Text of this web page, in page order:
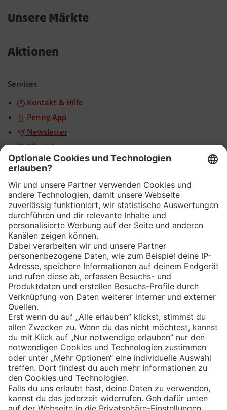
Unsere Märkte
Aktionen
Services
Kontakt & Hilfe
Penny App
Newsletter
WhatsApp
App
Eishockey
Impressum